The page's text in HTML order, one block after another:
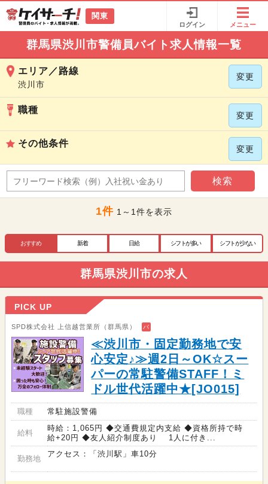
関東
ログイン メニュー
群馬県渋川市警備員バイト求人情報一覧
エリア／路線
渋川市
変更
職種
変更
その他条件
変更
検索
1件 1～1件を表示
おすすめ 新着 日給 シフトが多い シフトが少ない
群馬県渋川市の求人
PICK UP
SPD株式会社 上信越営業所（群馬県） バ
≪渋川市・固定勤務地で安
心安定♪≫週2日～OK☆スー
パーの常駐警備STAFF！ミ
ドル世代活躍中★[JO015]
職種 常駐施設警備
給料
時給：1,065円 ◆交通費規定内支給 ◆資格所持で時
給+20円 ◆友人紹介制度あり 1人に付き...
勤務地
アクセス：「渋川駅」車10分